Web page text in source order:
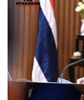
รีสอร์ตแห่งนี้ตั้งอยู่ใ
ออกแบบมาในสไตล์
Gathy ผู้เคยออกแบ
เด่นของที่นี่คือที่พักโ
มองลงไปจะเห็นวิวท
ได้ทั้งบรรยากาศของ